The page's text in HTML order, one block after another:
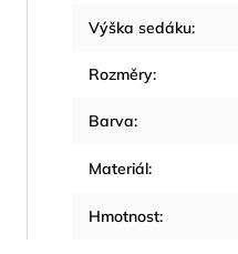
Výška sedáku:
Rozměry:
Barva:
Materiál:
Hmotnost: